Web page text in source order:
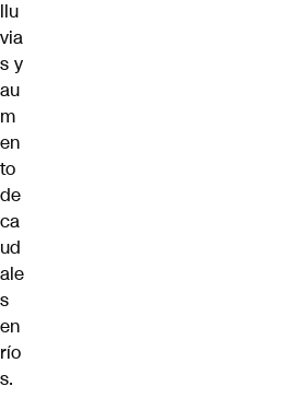
llu
via
s y
au
m
en
to
de
ca
ud
ale
s
en
río
s.